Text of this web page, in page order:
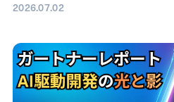
2026.07.02